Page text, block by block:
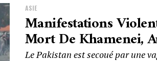
ASIE
Manifestations
Mort De Khamenei,
Le Pakistan est secoué par une